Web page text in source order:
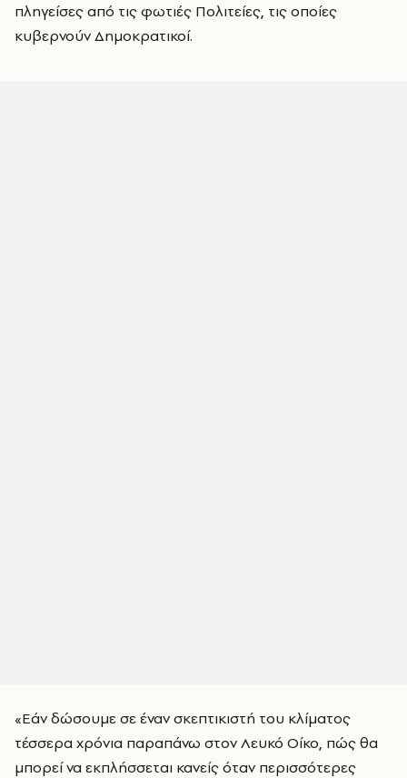
πληγείσες από τις φωτιές Πολιτείες, τις οποίες
κυβερνούν Δημοκρατικοί.
«Εάν δώσουμε σε έναν σκεπτικιστή του κλίματος
τέσσερα χρόνια παραπάνω στον Λευκό Οίκο, πώς θα
μπορεί να εκπλήσσεται κανείς όταν περισσότερες